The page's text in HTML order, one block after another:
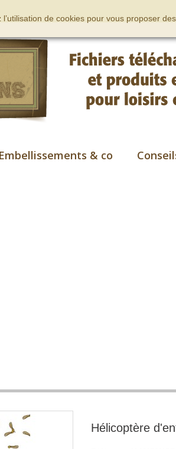
Embellissements & co
Hélicoptère
de cookies pour vous proposer